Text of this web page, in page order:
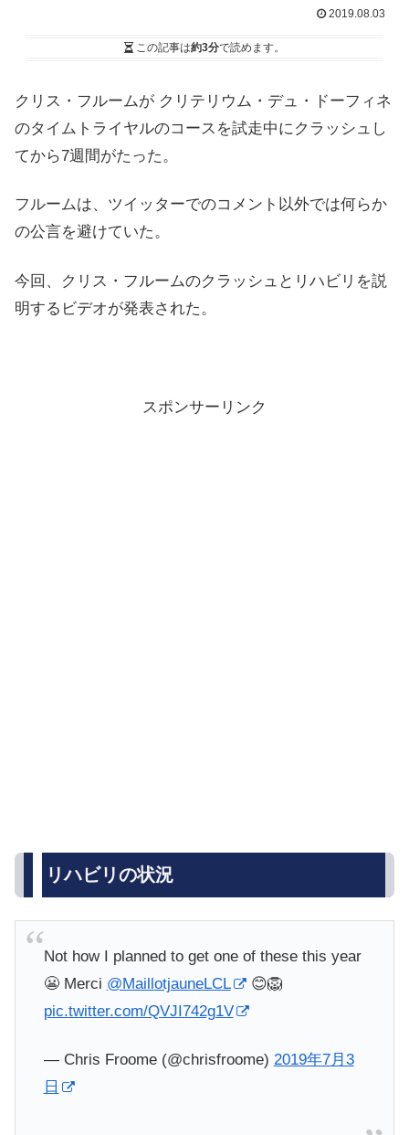
2019.08.03
この記事は約3分で読めます。
クリス・フルームが クリテリウム・デュ・ドーフィネ
のタイムトライヤルのコースを試走中にクラッシュし
てから7週間がたった。
フルームは、ツイッターでのコメント以外では何らか
の公言を避けていた。
今回、クリス・フルームのクラッシュとリハビリを説
明するビデオが発表された。
スポンサーリンク
リハビリの状況
Not how I planned to get one of these this year
😬 Merci @MaillotjauneLCL
😊🦁
pic.twitter.com/QVJI742g1V
— Chris Froome (@chrisfroome) 2019年7月3
日